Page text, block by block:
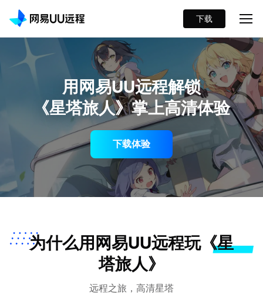
下载
用网易UU远程解锁
《星塔旅人》掌上高清体验
下载体验
为什么用网易UU远程玩《星
塔旅人》
远程之旅，高清星塔